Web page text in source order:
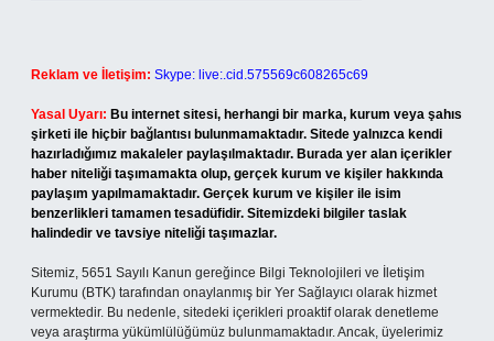
Reklam ve İletişim: Skype: live:.cid.575569c608265c69
Yasal Uyarı: Bu internet sitesi, herhangi bir marka, kurum veya şahıs
şirketi ile hiçbir bağlantısı bulunmamaktadır. Sitede yalnızca kendi
hazırladığımız makaleler paylaşılmaktadır. Burada yer alan içerikler
haber niteliği taşımamakta olup, gerçek kurum ve kişiler hakkında
paylaşım yapılmamaktadır. Gerçek kurum ve kişiler ile isim
benzerlikleri tamamen tesadüfidir. Sitemizdeki bilgiler taslak
halindedir ve tavsiye niteliği taşımazlar.
Sitemiz, 5651 Sayılı Kanun gereğince Bilgi Teknolojileri ve İletişim
Kurumu (BTK) tarafından onaylanmış bir Yer Sağlayıcı olarak hizmet
vermektedir. Bu nedenle, sitedeki içerikleri proaktif olarak denetleme
veya araştırma yükümlülüğümüz bulunmamaktadır. Ancak, üyelerimiz